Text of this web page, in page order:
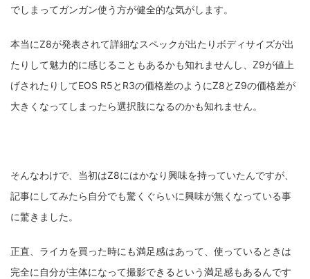
でしまってガンガン使う方が健全的な気がします。
本当にZ8が発表されて詳細なスペックが出たりボディサイズが出
たりして魅力的に感じることもあるかも知れませんし、Z9が値上
げされたりしてEOS R5とR3の価格差のようにZ8とZ9の価格差が
大きくなってしまったら選択肢になるのかも知れません。
そんなわけで、当初はZ8にはかなり興味を持っていたんですが、
記事にしてみたら自分でも驚くぐらいに興味が無くなっている事
に驚きました。
正直、ライカを買った時にも満足感はあって、使っているときは
完全に自分が主体になって撮影できるという満足感もあるんです